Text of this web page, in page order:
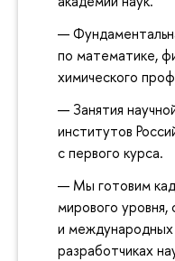
по математике,
химического
Занятия
институтов
с первого курса.
Мы готовим
мирового уровня,
и
разработчиках